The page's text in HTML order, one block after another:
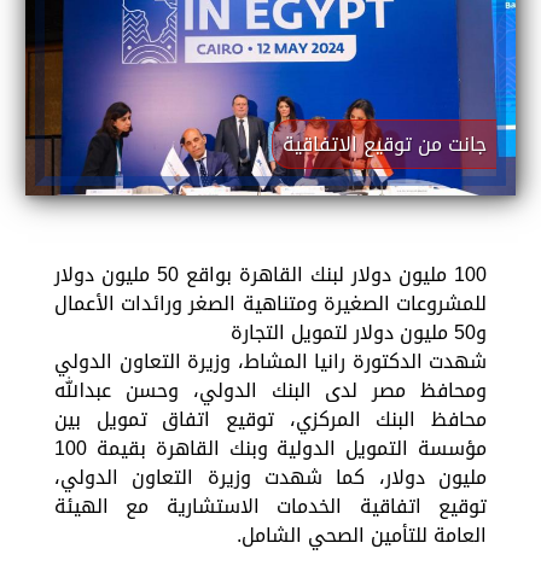
جانت من توقيع الاتفاقية
100 مليون دولار لبنك القاهرة بواقع 50 مليون دولار
للمشروعات الصغيرة ومتناهية الصغر ورائدات الأعمال
و50 مليون دولار لتمويل التجارة
شهدت الدكتورة رانيا المشاط، وزيرة التعاون الدولي
ومحافظ مصر لدى البنك الدولي، وحسن عبدالله
محافظ البنك المركزي، توقيع اتفاق تمويل بين
مؤسسة التمويل الدولية وبنك القاهرة بقيمة 100
مليون دولار، كما شهدت وزيرة التعاون الدولي،
توقيع اتفاقية الخدمات الاستشارية مع الهيئة
العامة للتأمين الصحي الشامل.